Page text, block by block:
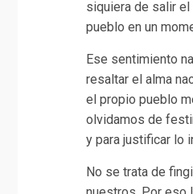
siquiera de salir el
pueblo en un
Ese sentimiento
resaltar el alma
el propio pueblo
olvidamos de
y para justificar lo
No se trata de